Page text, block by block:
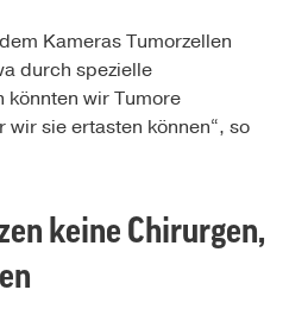
Kameras Tumorzellen
durch spezielle
könnten wir Tumore
wir sie ertasten können“, so
keine Chirurgen,